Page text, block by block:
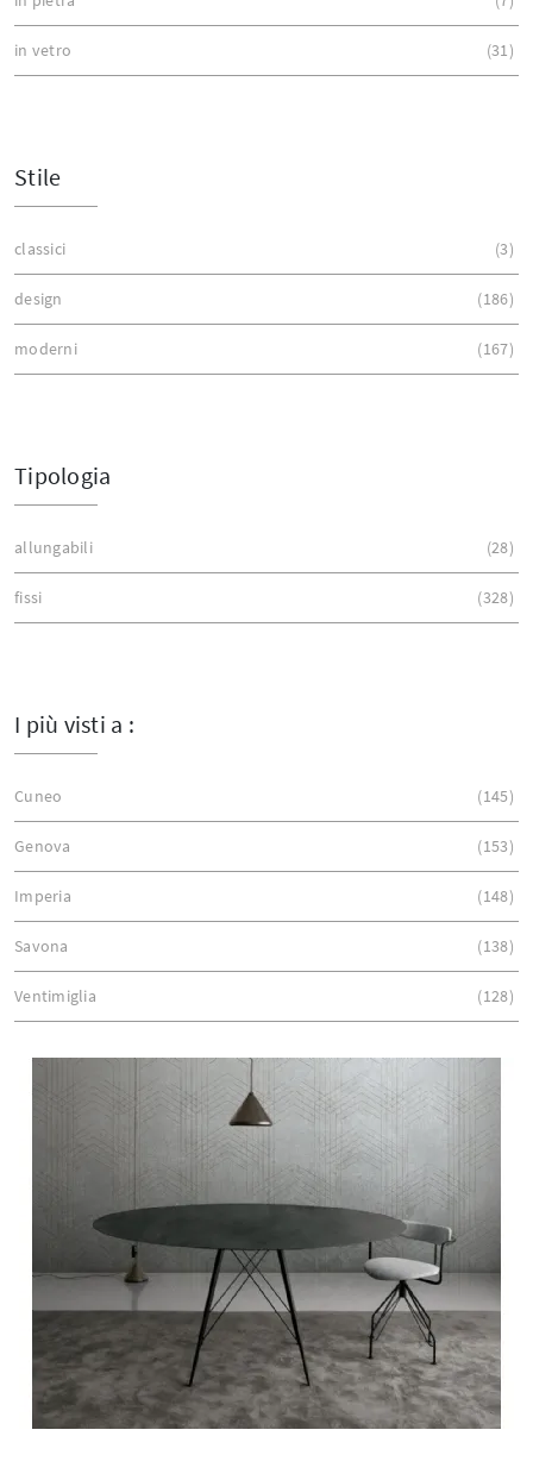
in vetro 31
Stile
classici 3
design 186
moderni 167
Tipologia
allungabili 28
fissi 328
I più visti a :
Cuneo 145
Genova 153
Imperia 148
Savona 138
Ventimiglia 128